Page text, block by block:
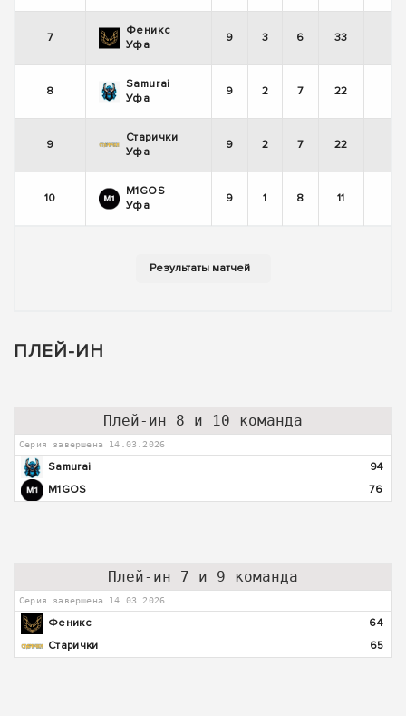
7
Феникс
Уфа
9 3 6 33
8
Samurai
Уфа
9 2 7 22
9
Старички
Уфа
9 2 7 22
10
M1GOS
Уфа
9 1 8 11
ПЛЕЙ-ИН
Плей-ин 8 и 10 команда
Серия завершена 14.03.2026
Samurai
94
M1GOS
76
Плей-ин 7 и 9 команда
Серия завершена 14.03.2026
Феникс
64
Старички
65